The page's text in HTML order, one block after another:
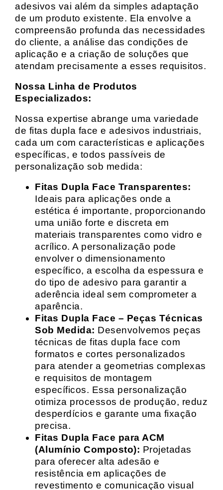
adesivos vai além da simples adaptação
de um produto existente. Ela envolve a
compreensão profunda das necessidades
do cliente, a análise das condições de
aplicação e a criação de soluções que
atendam precisamente a esses requisitos.
Nossa Linha de Produtos
Especializados:
Nossa expertise abrange uma variedade
de fitas dupla face e adesivos industriais,
cada um com características e aplicações
específicas, e todos passíveis de
personalização sob medida:
Fitas Dupla Face Transparentes:
Ideais para aplicações onde a
estética é importante, proporcionando
uma união forte e discreta em
materiais transparentes como vidro e
acrílico. A personalização pode
envolver o dimensionamento
específico, a escolha da espessura e
do tipo de adesivo para garantir a
aderência ideal sem comprometer a
aparência.
Fitas Dupla Face – Peças Técnicas
Sob Medida: Desenvolvemos peças
técnicas de fitas dupla face com
formatos e cortes personalizados
para atender a geometrias complexas
e requisitos de montagem
específicos. Essa personalização
otimiza processos de produção, reduz
desperdícios e garante uma fixação
precisa.
Fitas Dupla Face para ACM
(Alumínio Composto): Projetadas
para oferecer alta adesão e
resistência em aplicações de
revestimento e comunicação visual